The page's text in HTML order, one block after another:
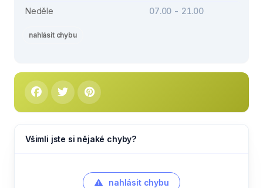
Neděle
07.00 - 21.00
nahlásit chybu
Všimli jste si nějaké chyby?
nahlásit chybu